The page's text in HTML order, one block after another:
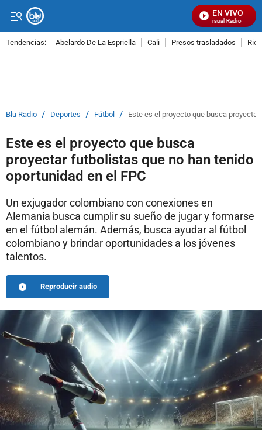
EN VIVO
Señal Visual Radio
Tendencias: Abelardo De La Espriella Cali Presos trasladados
Blu Radio / Deportes / Fútbol / Este es el proyecto que busca
Este es el proyecto que busca
proyectar futbolistas que no han tenido
oportunidad en el FPC
Un exjugador colombiano con conexiones en
Alemania busca cumplir su sueño de jugar y formarse
en el fútbol alemán. Además, busca ayudar al fútbol
colombiano y brindar oportunidades a los jóvenes
talentos.
Reproducir audio